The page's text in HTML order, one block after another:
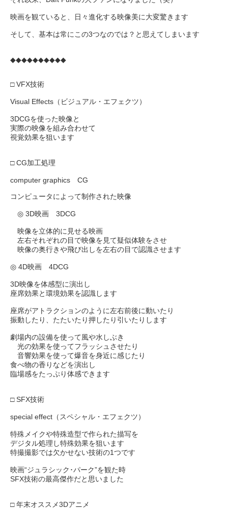
映画を観ていると、日々進化する映像美に大変驚きます
そして、基本は常にこの3つなのでは？と思えてしまいます
◆◆◆◆◆◆◆◆◆◆
□ VFX技術
Visual Effects（ビジュアル・エフェクツ）
3DCGを使った映像と
実際の映像を組み合わせて
視覚効果を狙います
□ CG加工処理
computer graphics CG
コンピュータによって制作された映像
◎ 3D映画 3DCG
映像を立体的に見せる映画
左右それぞれの目で映像を見て疑似体験をさせ
映像の奥行きや飛び出しを左右の目で認識させます
◎ 4D映画 4DCG
3D映像を体感型に演出し
座席効果と環境効果を認識します
座席がアトラクションのように左右前後に動いたり
振動したり、たたいたり押したり引いたりします
劇場内の設備を使って風や水しぶき
光の効果を使ってフラッシュさせたり
音響効果を使って爆音を身近に感じたり
食べ物の香りなどを演出し
臨場感をたっぷり体感できます
□ SFX技術
special effect（スペシャル・エフェクツ）
特殊メイクや特殊造型で作られた描写を
デジタル処理し特殊効果を狙います
特撮撮影では欠かせない技術の1つです
映画“ジュラシック･パーク”を観た時
SFX技術の最高傑作だと思いました
□ 年末オススメ3Dアニメ